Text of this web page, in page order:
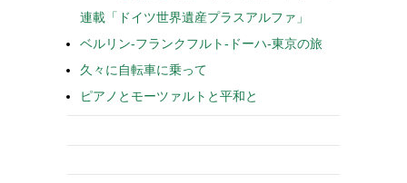
連載「ドイツ世界遺産プラスアルファ」
ベルリン-フランクフルト-ドーハ-東京の旅
久々に自転車に乗って
ピアノとモーツァルトと平和と